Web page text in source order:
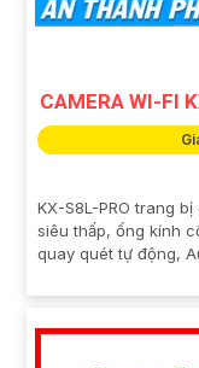
CAMERA WI-FI
KX-S8L-PRO trang
siêu thấp, ống kính
quay quét tự động,